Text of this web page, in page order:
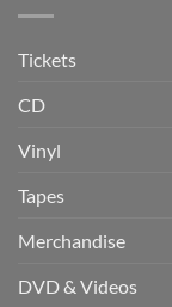
Tickets
CD
Vinyl
Tapes
Merchandise
DVD & Videos